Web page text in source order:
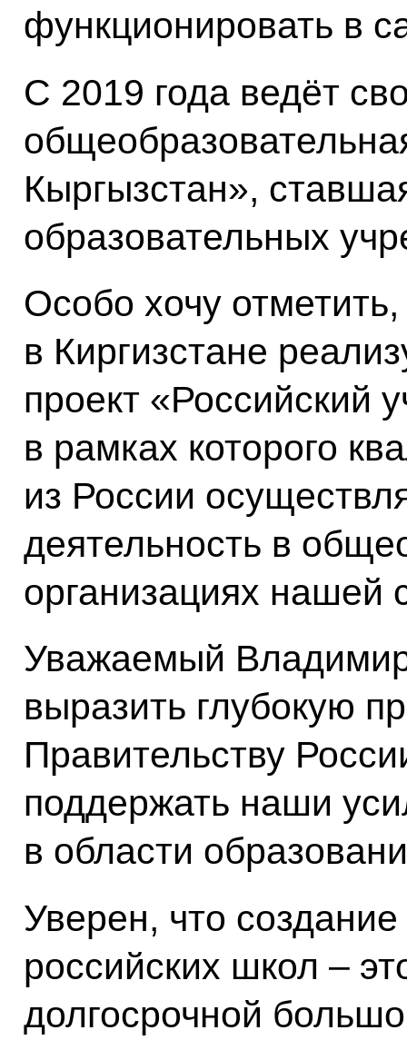
функционировать в
С 2019 года ведёт
Кыргызстан»,
образовательных
Особо хочу
в Киргизстане
проект «Российский
в рамках которого
из России
деятельность в
организациях нашей
Уважаемый
выразить глубокую
Правительству
поддержать наши
в области
Уверен, что
российских школ ‒
долгосрочной